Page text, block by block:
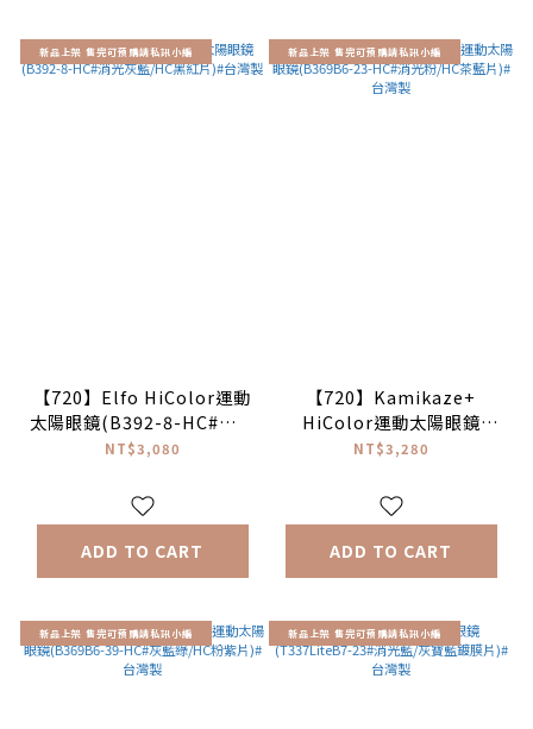
新品上架 售完可預購請私訊小編
【720】Elfo HiColor運動
太陽眼鏡(B392-8-HC#消光
灰藍/HC黑紅片)#台灣製
NT$3,080
ADD TO CART
新品上架 售完可預購請私訊小編
【720】Kamikaze+
HiColor運動太陽眼鏡
(B369B6-23-HC#消光
NT$3,280
ADD TO CART
新品上架 售完可預購請私訊小編 新品上架 售完可預購請私訊小編